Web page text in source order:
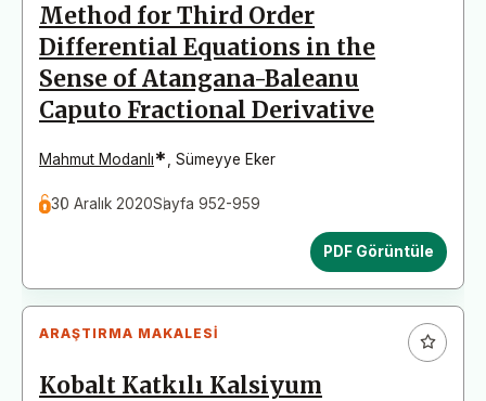
Method for Third Order
Differential Equations in the
Sense of Atangana-Baleanu
Caputo Fractional Derivative
Mahmut Modanlı* Sümeyye Eker
30 Aralık 2020Sayfa 952-959
PDF Görüntüle
ARAŞTIRMA MAKALESI
Kobalt Katkılı Kalsiyum